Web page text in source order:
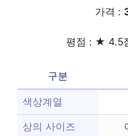
가격 :
평점 : ★ 4.5
구분
색상계열
상의 사이즈